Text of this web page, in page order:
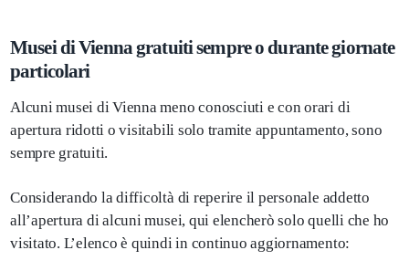
Musei di Vienna gratuiti sempre o durante giornate
particolari
Alcuni musei di Vienna meno conosciuti e con orari di
apertura ridotti o visitabili solo tramite appuntamento, sono
sempre gratuiti.
Considerando la difficoltà di reperire il personale addetto
all’apertura di alcuni musei, qui elencherò solo quelli che ho
visitato. L’elenco è quindi in continuo aggiornamento: